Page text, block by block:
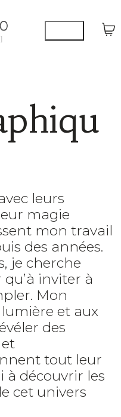
leurs
magie
mon travail
des années.
je cherche
inviter à
Mon
et aux
des
tout leur
à découvrir les
cet univers